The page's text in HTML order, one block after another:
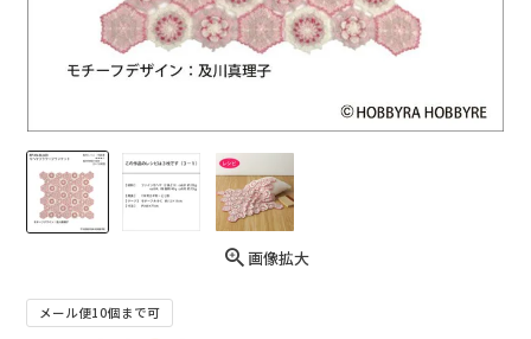
画像拡大
メール便10個まで可